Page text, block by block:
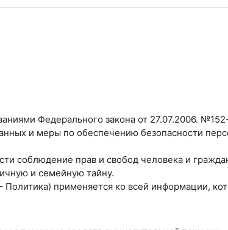
Федерального закона от 27.07.2006.
и меры по обеспечению безопасности
соблюдение прав и свобод человека и
и семейную тайну.
применяется ко всей информации,